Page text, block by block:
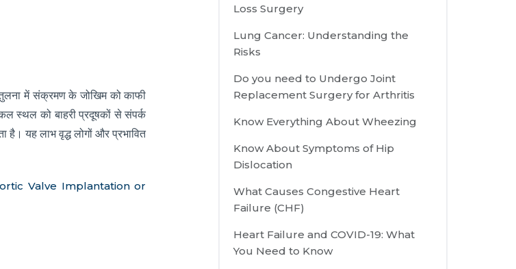
में संक्रमण के जोखिम को काफी
स्थल को बाहरी प्रदूषकों से संपर्क
यह लाभ वृद्ध लोगों और प्रभावित
Valve Implantation or
Loss Surgery
Lung Cancer: Understanding the
Risks
Do you need to Undergo Joint
Replacement Surgery for Arthritis
Know Everything About Wheezing
Know About Symptoms of Hip
Dislocation
What Causes Congestive Heart
Failure (CHF)
Heart Failure and COVID-19: What
You Need to Know